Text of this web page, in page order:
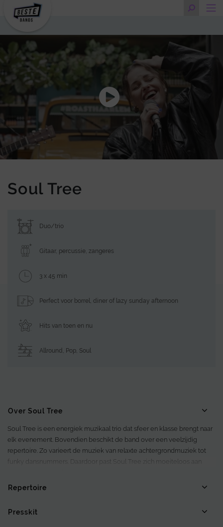
Soul Tree
Duo/trio
Gitaar, percussie, zangeres
3 x 45 min
Perfect voor borrel, diner of lazy sunday afternoon
Hits van toen en nu
Allround , Pop, Soul
Over Soul Tree
Soul Tree is een energiek muzikaal trio dat sfeer en klasse brengt naar
elk evenement. Bovendien beschikt de band over een veelzijdig
repertoire. Zo varieert de muziek van relaxte achtergrondmuziek tot
funky dansnummers. Daardoor past Soul Tree zich moeiteloos aan
receptie of een zomers tuinfeest, het trio weet steeds de juiste toon te
raken.
Repertoire
Presskit